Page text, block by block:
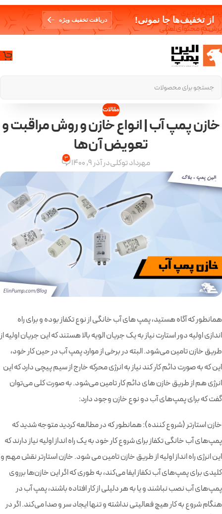
پرش به ناوبری
پرش به محتوای اصلی
از تخفیف‌ها جا نمونی! دریافت تخفیف ویژه
مقالات
خازن پمپ آب | انواع خازن‌ و روش مراقبت و
تعویض آن‌ها
مهرداد توکلیدر آذر 9, 1400 3
همانطور که آگاه هستید، پمپ های آب خانگی از نوع تکفاز بوده و برای راه
اندازی اولیه دور استارت نیاز به یک جریان الویه بالا هستند که این جریان اولیه از
طریق خازن تامین می‌شود. البته در برخی از موارد پمپ آب در حین کار خود،
این که به صورت دائم کار کند نیاز به انرژی محرکه خارج از سیم پیچی دارد که این
انرژی هم از طریق خازن های دائم کار تامین می‌شود. به صورت کلی می‌توان
گفت که برای پمپ‌های آب دو نوع خازن وجود دارد:
خازن استارتر (شروع کننده): همانطور که در مطالعه کردید متوجه شدید که
پمپ‌های آب خانگی تکفاز برای شروع کار خود به یک راه انداز اولیه نیاز دارند که
این انرژی راه انداز اولیه از طریق خازن تامین می شود. خازن استارتر نقش مهم و
کلیدی برای پمپ‌های آب تکفاز ایفا می‌کند، به طوری که اگر این خازن‌ها برروی
پمپ‌های آب نصب نباشند و یا به هر دلیلی از کار افتاده باشند، پمپ آب در
هنگام شروع به کار هیچ فعالیتی نداشته و تنها ایجاد سر و صدا می‌کند. اگر در